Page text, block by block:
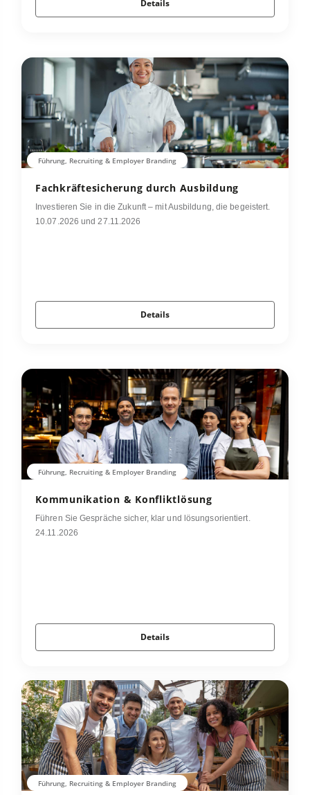
Details
Führung, Recruiting & Employer Branding
Fachkräftesicherung durch Ausbildung
Investieren Sie in die Zukunft – mit Ausbildung, die begeistert.
10.07.2026 und 27.11.2026
Details
Führung, Recruiting & Employer Branding
Kommunikation & Konfliktlösung
Führen Sie Gespräche sicher, klar und lösungsorientiert.
24.11.2026
Details
Führung, Recruiting & Employer Branding